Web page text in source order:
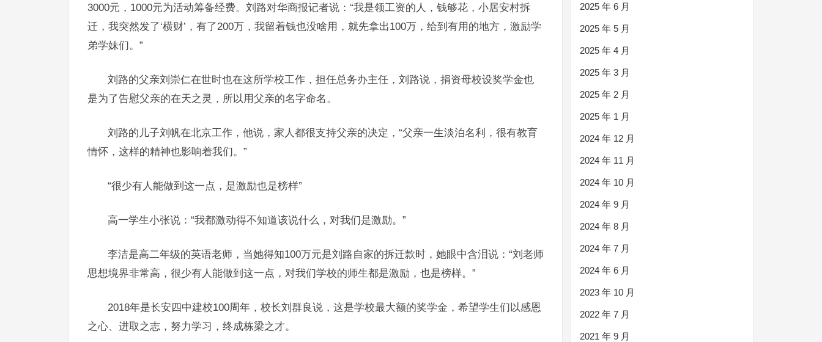
3000元，1000元为活动筹备经费。刘路对华商报记者说：“我是领工资的人，钱够花，小居安村拆
迁，我突然发了‘横财’，有了200万，我留着钱也没啥用，就先拿出100万，给到有用的地方，激励学
弟学妹们。”
刘路的父亲刘崇仁在世时也在这所学校工作，担任总务办主任，刘路说，捐资母校设奖学金也
是为了告慰父亲的在天之灵，所以用父亲的名字命名。
刘路的儿子刘帆在北京工作，他说，家人都很支持父亲的决定，“父亲一生淡泊名利，很有教育
情怀，这样的精神也影响着我们。”
“很少有人能做到这一点，是激励也是榜样”
高一学生小张说：“我都激动得不知道该说什么，对我们是激励。”
李洁是高二年级的英语老师，当她得知100万元是刘路自家的拆迁款时，她眼中含泪说：“刘老师
思想境界非常高，很少有人能做到这一点，对我们学校的师生都是激励，也是榜样。”
2018年是长安四中建校100周年，校长刘群良说，这是学校最大额的奖学金，希望学生们以感恩
之心、进取之志，努力学习，终成栋梁之才。
2025 年 6 月
2025 年 5 月
2025 年 4 月
2025 年 3 月
2025 年 2 月
2025 年 1 月
2024 年 12 月
2024 年 11 月
2024 年 10 月
2024 年 9 月
2024 年 8 月
2024 年 7 月
2024 年 6 月
2023 年 10 月
2022 年 7 月
2021 年 9 月